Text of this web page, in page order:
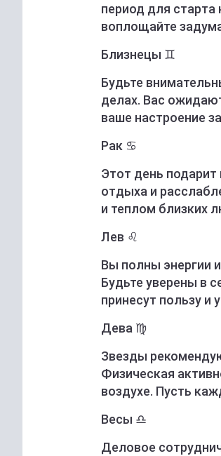
период для
воплощайте
Близнецы ♊️
Будьте
делах. Вас
ваше настроение
Рак ♋️
Этот день
отдыха и
и теплом близких
Лев ♌️
Вы полны энергии
Будьте уверены в
принесут пользу и
Дева ♍️
Звезды
Физическая
воздухе. Пусть
Весы ♎️
Деловое